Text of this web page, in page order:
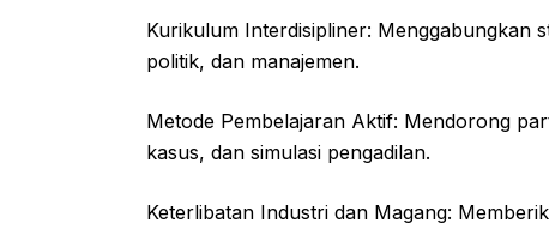
Kurikulum Interdisipliner: Menggabungkan
politik, dan manajemen.
Metode Pembelajaran Aktif: Mendorong
kasus, dan simulasi pengadilan.
Keterlibatan Industri dan Magang: